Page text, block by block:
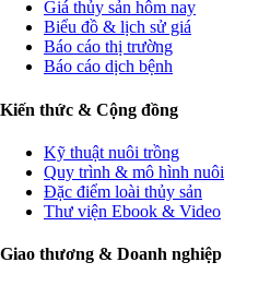
Giá thủy sản hôm nay
Biểu đồ & lịch sử giá
Báo cáo thị trường
Báo cáo dịch bệnh
Kiến thức & Cộng đồng
Kỹ thuật nuôi trồng
Quy trình & mô hình nuôi
Đặc điểm loài thủy sản
Thư viện Ebook & Video
Giao thương & Doanh nghiệp